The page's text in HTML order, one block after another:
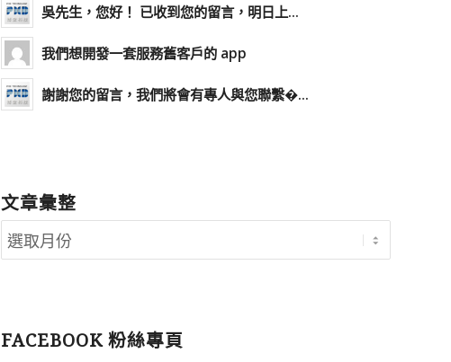
吳先生，您好！ 已收到您的留言，明日上...
我們想開發一套服務舊客戶的 app
謝謝您的留言，我們將會有專人與您聯繫�...
文章彙整
FACEBOOK 粉絲專頁